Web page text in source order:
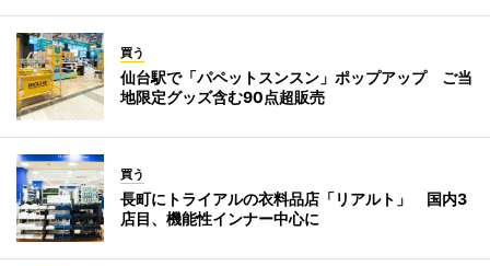
買う
仙台駅で「パペットスンスン」ポップアップ ご当
地限定グッズ含む90点超販売
買う
長町にトライアルの衣料品店「リアルト」 国内3
店目、機能性インナー中心に